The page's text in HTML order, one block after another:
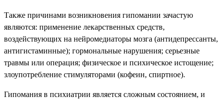
Также причинами возникновения гипомании зачастую
являются: применение лекарственных средств,
воздействующих на нейромедиаторы мозга (антидепрессанты,
антигистаминные); гормональные нарушения; серьезные
травмы или операция; физическое и психическое истощение;
злоупотребление стимуляторами (кофеин, спиртное).
Гипомания в психиатрии является сложным состоянием, и